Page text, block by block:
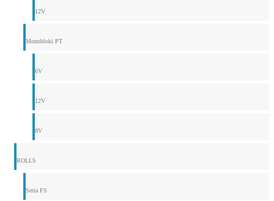
12V
Monobloki PT
6V
12V
8V
ROLLS
Seria FS